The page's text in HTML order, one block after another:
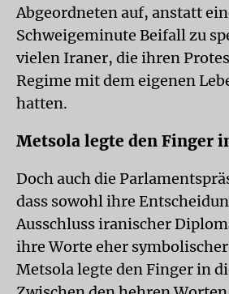
Abgeordneten auf, anstatt
Schweigeminute Beifall zu
vielen Iraner, die ihren
Regime mit dem eigenen
hatten.
Metsola legte den Finger
Doch auch die
dass sowohl ihre
Ausschluss iranischer
ihre Worte eher
Metsola legte den Finger in